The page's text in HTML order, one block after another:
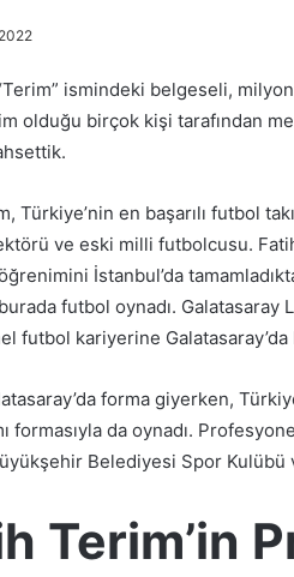
ismindeki belgeseli,
olduğu birçok kişi tarafından
Türkiye’nin en başarılı futbol
ve eski milli futbolcusu.
İstanbul’da
futbol oynadı. Galatasaray
futbol kariyerine Galatasaray’da
forma giyerken,
formasıyla da oynadı.
Belediyesi Spor Kulübü
Terim’in